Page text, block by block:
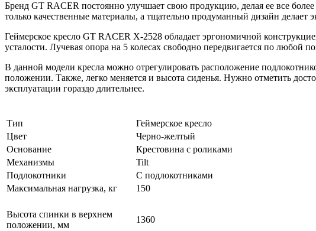
Бренд GT RACER постоянно улучшает свою продукцию, делая ее все
только качественные материалы, а тщательно продуманный дизайн делает
Геймерское кресло GT RACER X-2528 обладает эргономичной
усталости. Лучевая опора на 5 колесах свободно передвигается по любой
В данной модели кресла можно отрегулировать расположение
положении. Также, легко меняется и высота сиденья. Нужно отметить
эксплуатации гораздо длительнее.
Тип
Геймерское кресло
Цвет
Черно-желтый
Основание
Крестовина с роликами
Механизмы
Tilt
Подлокотники
С подлокотниками
Максимальная нагрузка, кг
150
Высота спинки в верхнем
положении, мм
1360